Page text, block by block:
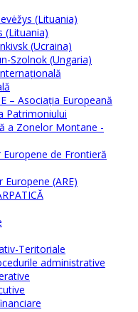
(Lituania)
(Lituania)
(Ucraina)
Szolnok (Ungaria)
– Asociația Europeană
Patrimoniului
a Zonelor Montane -
de Frontieră
Europene (ARE)
Teritoriale
administrative